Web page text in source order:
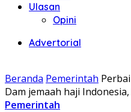
Ulasan
Opini
Advertorial
Beranda Pemerintah
Dam jemaah haji
Pemerintah